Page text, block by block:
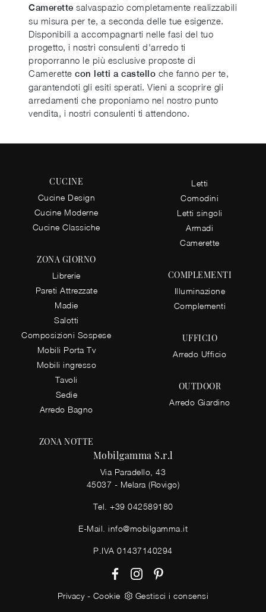
Camerette salvaspazio completamente realizzabili
su misura per te, a seconda delle tue esigenze.
Disponibili a accompagnarti nelle fasi del tuo
progetto, i nostri consulenti d'arredo ti
proporranno le più esclusive proposte di
Camerette con letti a castello che fanno per te,
garantendoti gli esiti sperati. Vieni a scoprire gli
arredamenti che proponiamo nel nostro punto
vendita, i nostri consulenti ti attendono.
CUCINE
Cucine Design
Cucine Moderne
Cucine Classiche
ZONA GIORNO
Librerie
Pareti Attrezzate
Madie
Salotti
Composizioni Sospese
Mobili Porta Tv
Mobili ingresso
Tavoli
Sedie
Arredo Bagno
ZONA NOTTE
Letti
Comodini
Letti singoli
Armadi
Camerette
COMPLEMENTI
Illuminazione
Complementi
UFFICIO
Arredo Ufficio
OUTDOOR
Arredo Giardino
Mobilgamma S.r.l
Via Paradello, 43
45037 - Melara (Rovigo)
Tel. +39 042589180
E-Mail. info@mobilgamma.it
P.IVA 01437140294
Privacy- Cookie Gestisci i consensi